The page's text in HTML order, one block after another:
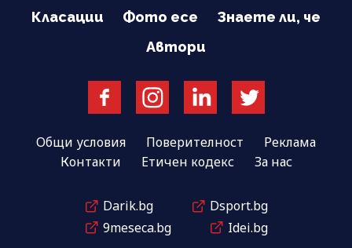
Класации
Фото есе
Знаете ли, че
Автори
Общи условия Поверителност
Реклама
Контакти
Етичен кодекс За нас
Darik.bg
Dsport.bg
9meseca.bg
Idei.bg